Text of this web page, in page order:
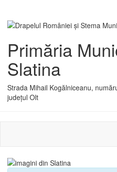
Primăria
Slatina
Strada Mihail Kogălniceanu,
județul Olt